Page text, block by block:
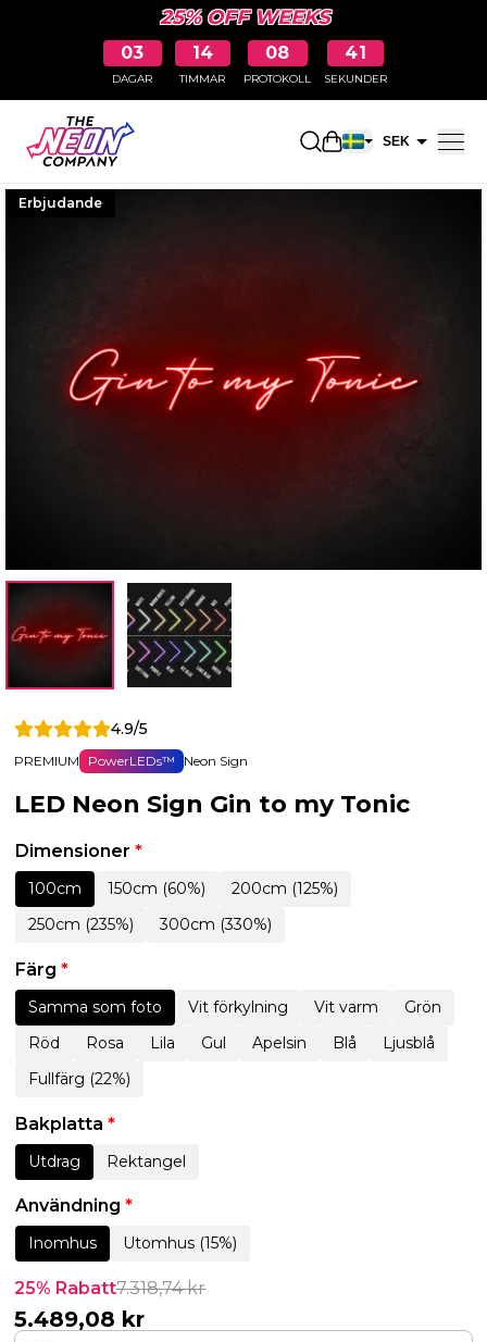
25% OFF WEEKS
03
DAGAR
14
TIMMAR
08
PROTOKOLL
40
SEKUNDER
ÖppnaSEK
Erbjudande
4.9/5
PREMIUM PowerLEDs™ Neon Sign
LED Neon Sign Gin to my Tonic
Dimensioner *
100cm 150cm (60%)
200cm (125%)
250cm (235%)
300cm (330%)
Färg *
Samma som foto Vit förkylning Vit varm
Grön
Röd
Rosa Lila Gul Apelsin Blå
Ljusblå
Fullfärg (22%)
Bakplatta *
Utdrag Rektangel
Användning *
Inomhus Utomhus (15%)
25% Rabatt7.318,74kr
5.489,08 kr